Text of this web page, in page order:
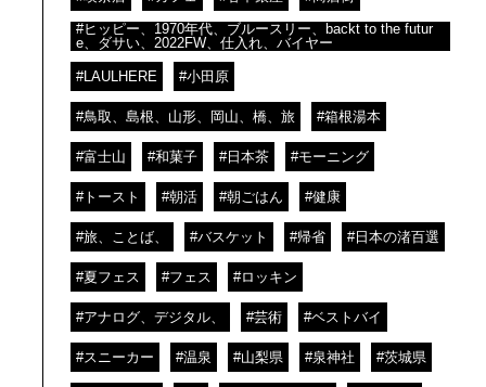
#ヒッピー、1970年代、ブルースリー、backt to the futur
e、ダサい、2022FW、仕入れ、バイヤー
#LAULHERE #小田原
#鳥取、島根、山形、岡山、橋、旅 #箱根湯本
#富士山 #和菓子 #日本茶 #モーニング
#トースト #朝活 #朝ごはん #健康
#旅、ことば、 #バスケット #帰省 #日本の渚百選
#夏フェス #フェス #ロッキン
#アナログ、デジタル、 #芸術 #ベストバイ
#スニーカー #温泉 #山梨県 #泉神社 #茨城県